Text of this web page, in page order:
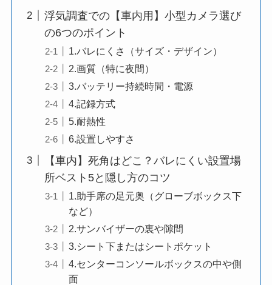
浮気調査での【車内用】小型カメラ選び
の6つのポイント
1.バレにくさ（サイズ・デザイン）
2.画質（特に夜間）
3.バッテリー持続時間・電源
4.記録方式
5.耐熱性
6.設置しやすさ
【車内】死角はどこ？バレにくい設置場
所ベスト5と隠し方のコツ
1.助手席の足元奥（グローブボックス下
など）
2.サンバイザーの裏や隙間
3.シート下またはシートポケット
4.センターコンソールボックスの中や側
面